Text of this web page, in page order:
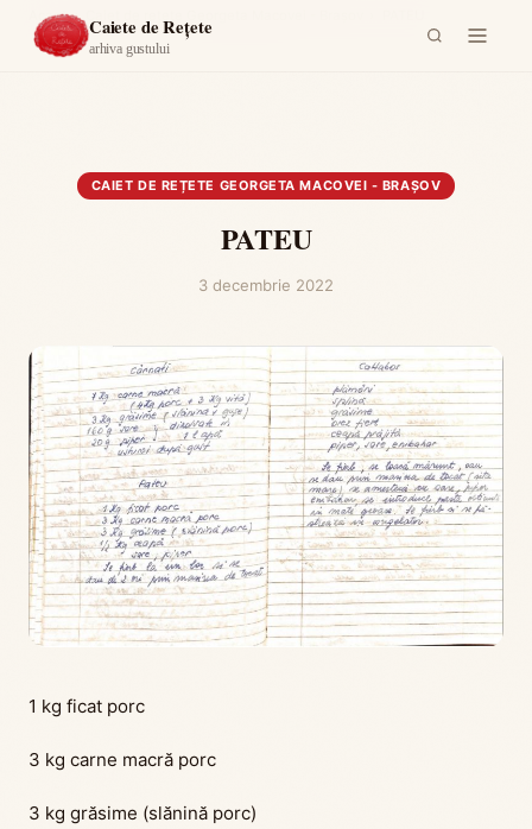
Caiete de Rețete
arhiva gustului
Acasă ›
CAIET DE REȚETE GEORGETA MACOVEI - BRAȘOV
PATEU
3 decembrie 2022
1 kg ficat porc
3 kg carne macră porc
3 kg grăsime (slănină porc)